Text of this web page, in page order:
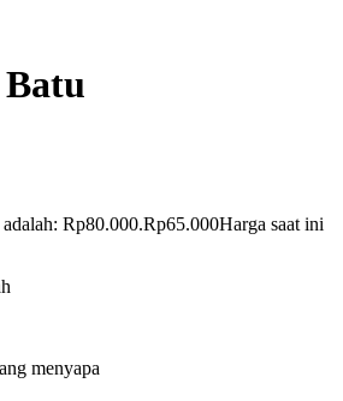
Rp80.000.Rp65.000Harga saat ini
menyapa